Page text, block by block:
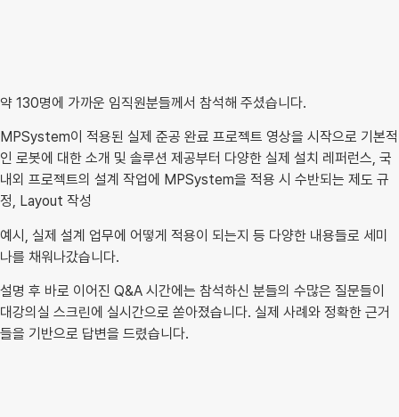
약 130명에 가까운 임직원분들께서 참석해 주셨습니다.
MPSystem이 적용된 실제 준공 완료 프로젝트 영상을 시작으로 기본적
인 로봇에 대한 소개 및 솔루션 제공부터 다양한 실제 설치 레퍼런스, 국
내외 프로젝트의 설계 작업에 MPSystem을 적용 시 수반되는 제도 규
정, Layout 작성
예시, 실제 설계 업무에 어떻게 적용이 되는지 등 다양한 내용들로 세미
나를 채워나갔습니다.
설명 후 바로 이어진 Q&A 시간에는 참석하신 분들의 수많은 질문들이
대강의실 스크린에 실시간으로 쏟아졌습니다. 실제 사례와 정확한 근거
들을 기반으로 답변을 드렸습니다.